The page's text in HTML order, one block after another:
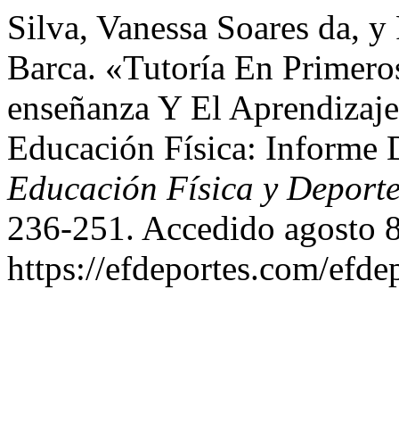
Silva, Vanessa Soares da,
Barca. «Tutoría En
enseñanza Y El
Educación Física: Informe
Educación Física y
236-251. Accedido agosto
https://efdeportes.com/